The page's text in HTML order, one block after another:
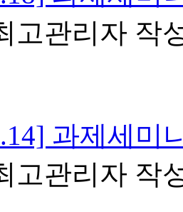
고관리자 작
과제세미
고관리자 작